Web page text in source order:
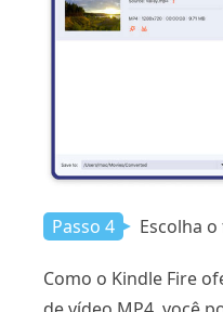
Passo 4 Escolha
Como o Kindle Fire